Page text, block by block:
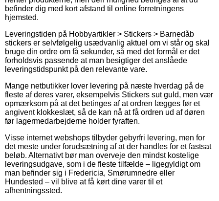
befinder dig med kort afstand til online forretningens
hjemsted.
Leveringstiden på Hobbyartikler > Stickers > Barnedåb
stickers er selvfølgelig usædvanlig aktuel om vi står og skal
bruge din ordre om få sekunder, så med det formål er det
forholdsvis passende at man besigtiger det anslåede
leveringstidspunkt på den relevante vare.
Mange netbutikker lover levering på næste hverdag på de
fleste af deres varer, eksempelvis Stickers sut guld, men vær
opmærksom på at det betinges af at ordren lægges før et
angivent klokkeslæt, så de kan nå at få ordren ud af døren
før lagermedarbejderne holder fyraften.
Visse internet webshops tilbyder gebyrfri levering, men for
det meste under forudsætning af at der handles for et fastsat
beløb. Alternativt bør man overveje den mindst kostelige
leveringsudgave, som i de fleste tilfælde – ligegyldigt om
man befinder sig i Fredericia, Smørumnedre eller
Hundested – vil blive at få kørt dine varer til et
afhentningssted.